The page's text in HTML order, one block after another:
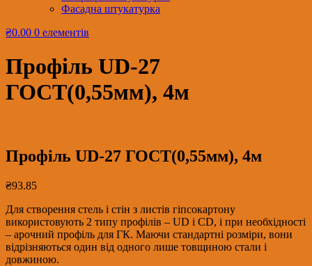
Фасадна штукатурка
₴0.00 0 елементів
Профіль UD-27
ГОСТ(0,55мм), 4м
Профіль UD-27 ГОСТ(0,55мм), 4м
₴93.85
Для створення стель і стін з листів гіпсокартону
використовують 2 типу профілів – UD і CD, і при необхідності
– арочний профіль для ГК. Маючи стандартні розміри, вони
відрізняються один від одного лише товщиною стали і
довжиною.